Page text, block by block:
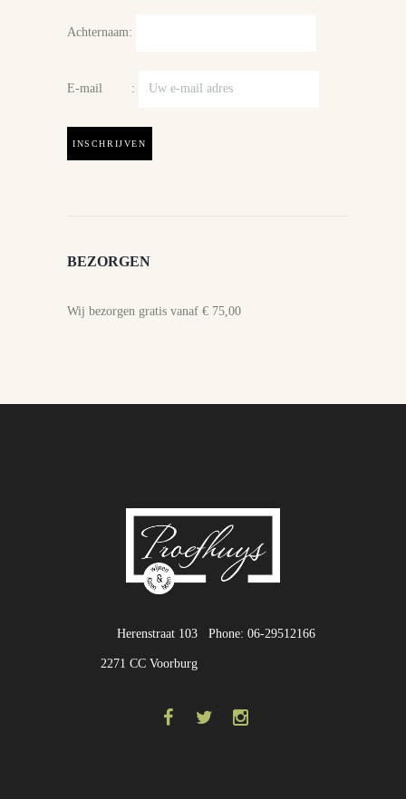
Achternaam:
E-mail :
BEZORGEN
Wij bezorgen gratis vanaf € 75,00
Phone: 06-29512166
Herenstraat 103
2271 CC Voorburg